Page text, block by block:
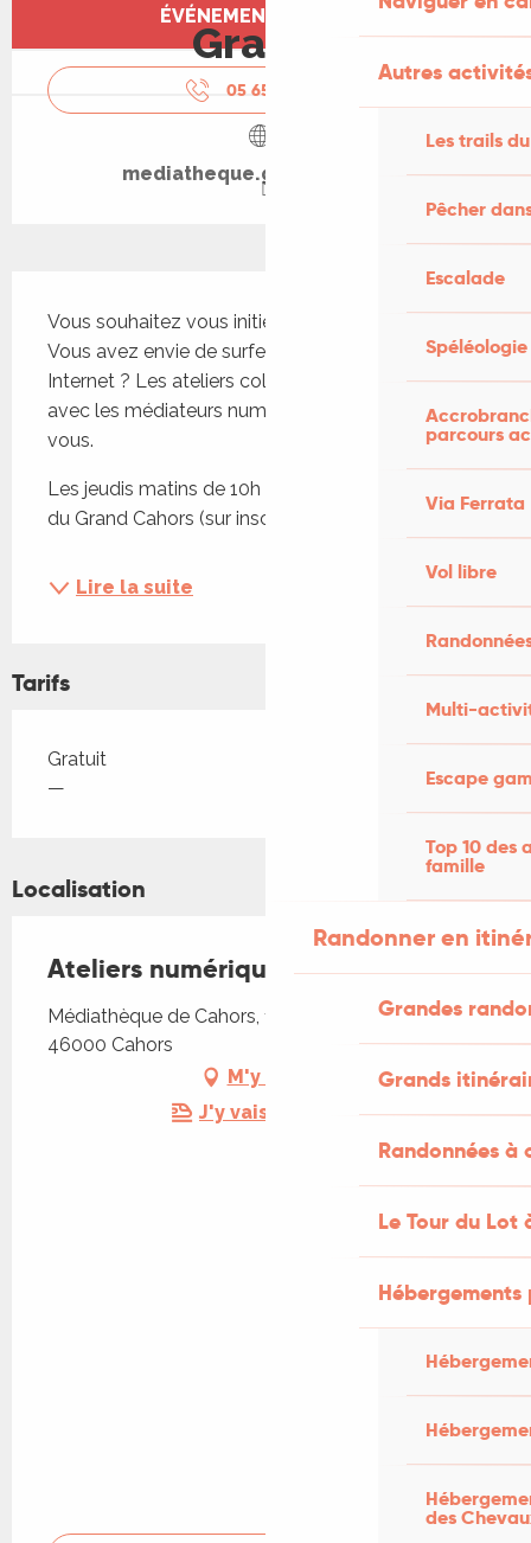
Autres
Les trails
Pêcher
Escalade
Spéléologie
parcours
Via Ferrata
Vol libre
Multi-
Escape
Top 10 des
famille
Randonner en
Grandes
Grands
Randonnées
Le Tour du Lot
des
ÉVÉNEMENT TERMINÉ
Gratuit
05 65 24 13
mediatheque.grandcahors.fr
Vous souhaitez vous initier à l'outil informatique ?
Vous avez envie de surfer en toute sécurité sur
Internet ? Les ateliers collectifs ou individuels
avec les médiateurs numériques sont faits pour
vous.
Les jeudis matins de 10h à 12h à la médiathèque
du Grand Cahors (sur inscription). Et sur...
Lire la suite
Tarifs
Tarifs 2026
Gratuit
—
Localisation
Ateliers numériques
Médiathèque de Cahors, 185 avenue Jean-Jaurès,
46000 Cahors
M'y rendre
J'y vais en train !